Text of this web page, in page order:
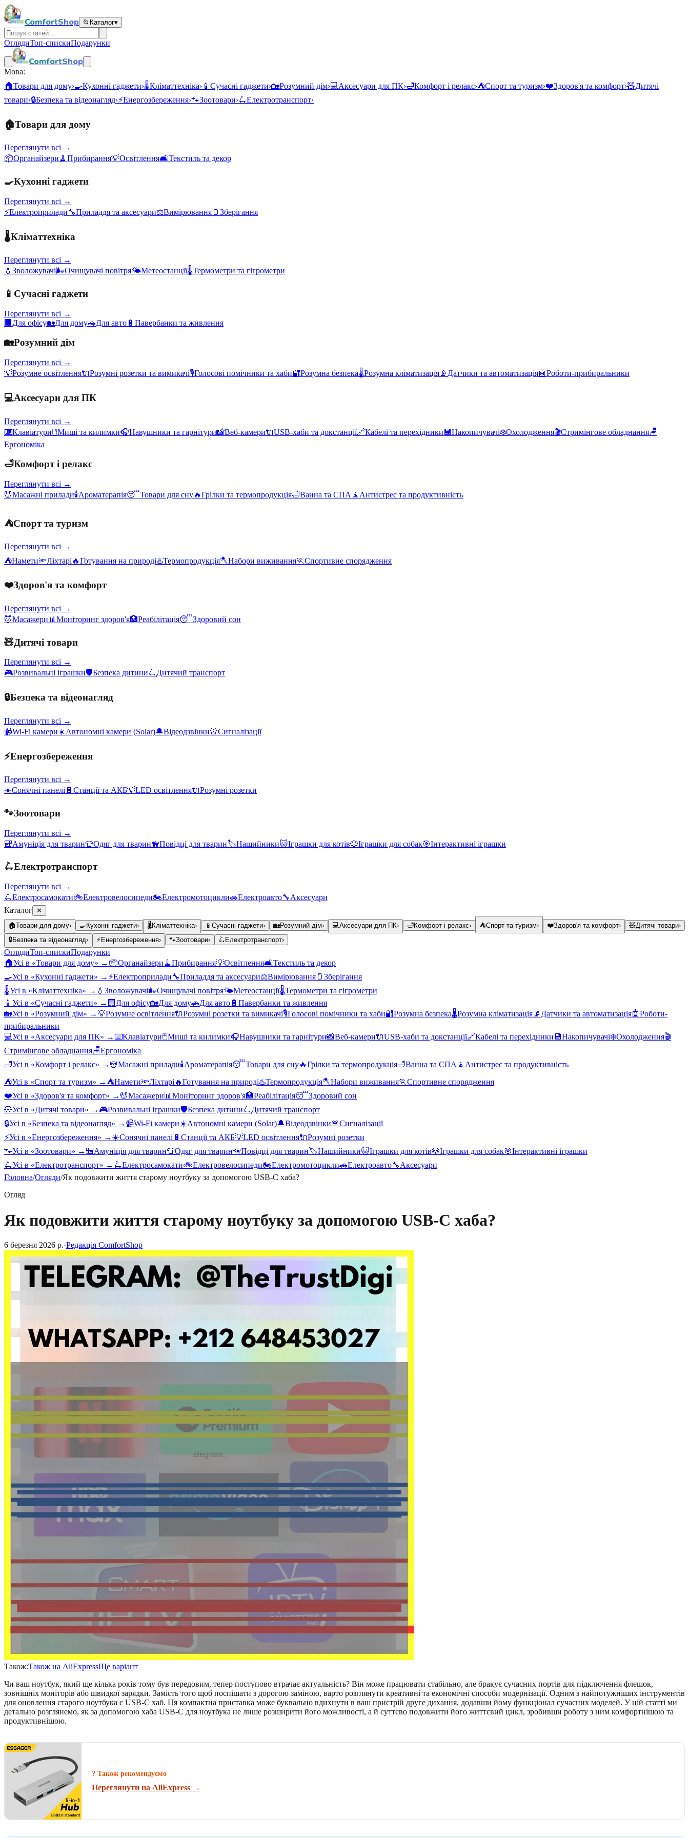
ComfortShop 📂 Каталог▾
ОглядиТоп-спискиПодарунки
ComfortShop
Мова:
🏠Товари для дому›🍳Кухонні гаджети›🌡️Кліматтехніка› 📱 Сучасні гаджети›🏡Розумний дім›💻Аксесуари для ПК›🛁Комфорт і релакс›⛺Спорт та туризм›❤️Здоров'я та комфорт›🧸Дитячі
товари›🔒Безпека та відеонагляд›⚡Енергозбереження›🐾Зоотовари›🛴Електротранспорт›
🏠Товари для дому
Переглянути всі →
📦Органайзери 🧹 Прибирання💡Освітлення🛋️Текстиль та декор
🍳Кухонні гаджети
Переглянути всі →
⚡Електроприлади🔧Приладдя та аксесуари⚖️Вимірювання 🫙 Зберігання
🌡️Кліматтехніка
Переглянути всі →
💧 Зволожувачі🌬️Очищувачі повітря🌤️Метеостанції🌡️Термометри та гігрометри
📱 Сучасні гаджети
Переглянути всі →
🏢 Для офісу🏡Для дому🚗Для авто 🔋 Павербанки та живлення
🏡Розумний дім
Переглянути всі →
💡Розумне освітлення🔌Розумні розетки та вимикачі🎙️Голосові помічники та хаби🔐Розумна безпека🌡️Розумна кліматизація 📡 Датчики та автоматизація🤖Роботи-прибиральники
💻Аксесуари для ПК
Переглянути всі →
⌨️Клавіатури🖱️Миші та килимки🎧Навушники та гарнітури📸Веб-камери🔌USB-хаби та докстанції🔗Кабелі та перехідники 💾Накопичувачі❄️Охолодження🎬Стримінгове обладнання🪑
Ергономіка
🛁Комфорт і релакс
Переглянути всі →
💆Масажні прилади🕯️Ароматерапія😴Товари для сну🔥Грілки та термопродукція🛁Ванна та СПА 🧘 Антистрес та продуктивність
⛺Спорт та туризм
Переглянути всі →
⛺Намети🔦Ліхтарі 🔥Готування на природі♨️Термопродукція🪓Набори виживання🏃Спортивне спорядження
❤️Здоров'я та комфорт
Переглянути всі →
💆Масажери📊 Моніторинг здоров'я🏥Реабілітація😴Здоровий сон
🧸Дитячі товари
Переглянути всі →
🎮Розвивальні іграшки🛡️Безпека дитини🛴Дитячий транспорт
🔒Безпека та відеонагляд
Переглянути всі →
📹Wi-Fi камери☀️Автономні камери (Solar)🔔Відеодзвінки🚨Сигналізації
⚡Енергозбереження
Переглянути всі →
☀️Сонячні панелі 🔋 Станції та АКБ💡LED освітлення🔌Розумні розетки
🐾Зоотовари
Переглянути всі →
🎒Амуніція для тварин👕Одяг для тварин🦮Повідці для тварин🏷️Нашийники🐱Іграшки для котів🐶Іграшки для собак🎯Інтерактивні іграшки
🛴Електротранспорт
Переглянути всі →
🛴Електросамокати🚲Електровелосипеди🏍️Електромотоцикли🚗Електроавто🔧Аксесуари
Каталог ✕
🏠Товари для дому› 🍳Кухонні гаджети› 🌡️Кліматтехніка› 📱 Сучасні гаджети› 🏡Розумний дім› 💻Аксесуари для ПК› 🛁Комфорт і релакс› ⛺Спорт та туризм› ❤️Здоров'я та комфорт› 🧸Дитячі товари›
🔒Безпека та відеонагляд› ⚡ Енергозбереження› 🐾Зоотовари› 🛴 Електротранспорт›
ОглядиТоп-спискиПодарунки
🏠Усі в «Товари для дому» → 📦Органайзери 🧹 Прибирання💡Освітлення🛋️Текстиль та декор
🍳Усі в «Кухонні гаджети» → ⚡Електроприлади🔧Приладдя та аксесуари⚖️Вимірювання 🫙 Зберігання
🌡️Усі в «Кліматтехніка» → 💧 Зволожувачі🌬️Очищувачі повітря🌤️Метеостанції🌡️Термометри та гігрометри
📱 Усі в «Сучасні гаджети» → 🏢 Для офісу🏡Для дому🚗Для авто 🔋 Павербанки та живлення
🏡Усі в «Розумний дім» →💡Розумне освітлення🔌Розумні розетки та вимикачі🎙️Голосові помічники та хаби🔐Розумна безпека🌡️Розумна кліматизація 📡 Датчики та автоматизація🤖Роботи-
прибиральники
💻Усі в «Аксесуари для ПК» →⌨️Клавіатури🖱️Миші та килимки🎧Навушники та гарнітури📸Веб-камери🔌USB-хаби та докстанції🔗Кабелі та перехідники 💾Накопичувачі❄️Охолодження🎬
Стримінгове обладнання🪑Ергономіка
🛁Усі в «Комфорт і релакс» → 💆Масажні прилади🕯️Ароматерапія😴Товари для сну🔥Грілки та термопродукція🛁Ванна та СПА 🧘 Антистрес та продуктивність
⛺Усі в «Спорт та туризм» → ⛺Намети🔦Ліхтарі 🔥Готування на природі♨️Термопродукція🪓Набори виживання🏃Спортивне спорядження
❤️Усі в «Здоров'я та комфорт» → 💆Масажери📊 Моніторинг здоров'я🏥Реабілітація😴Здоровий сон
🧸Усі в «Дитячі товари» → 🎮Розвивальні іграшки🛡️Безпека дитини🛴Дитячий транспорт
🔒Усі в «Безпека та відеонагляд» → 📹Wi-Fi камери☀️Автономні камери (Solar)🔔Відеодзвінки🚨Сигналізації
⚡Усі в «Енергозбереження» → ☀️Сонячні панелі 🔋 Станції та АКБ💡LED освітлення🔌Розумні розетки
🐾Усі в «Зоотовари» → 🎒Амуніція для тварин👕Одяг для тварин🦮Повідці для тварин🏷️Нашийники🐱Іграшки для котів🐶Іграшки для собак🎯Інтерактивні іграшки
🛴Усі в «Електротранспорт» → 🛴Електросамокати🚲Електровелосипеди🏍️Електромотоцикли🚗Електроавто🔧Аксесуари
Головна/Огляди/Як подовжити життя старому ноутбуку за допомогою USB-C хаба?
Огляд
Як подовжити життя старому ноутбуку за допомогою USB-C хаба?
6 березня 2026 р.·Редакція ComfortShop
Також:Також на AliExpressЩе варіант
Чи ваш ноутбук, який ще кілька років тому був передовим, тепер поступово втрачає актуальність? Він може працювати стабільно, але бракує сучасних портів для підключення флешок,
зовнішніх моніторів або швидкої зарядки. Замість того щоб поспішати з дорогою заміною, варто розглянути креативні та економічні способи модернізації. Одним з найпотужніших інструментів
для оновлення старого ноутбука є USB-C хаб. Ця компактна приставка може буквально вдихнути в ваш пристрій друге дихання, додавши йому функціонал сучасних моделей. У цій статті ми
детально розглянемо, як за допомогою хаба USB-C для ноутбука не лише розширити його можливості, а й суттєво подовжити його життєвий цикл, зробивши роботу з ним комфортнішою та
продуктивнішою.
? Також рекомендуємо
Переглянути на AliExpress →